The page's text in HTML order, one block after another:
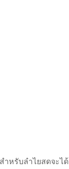
สำหรับลำไยสดจะไ